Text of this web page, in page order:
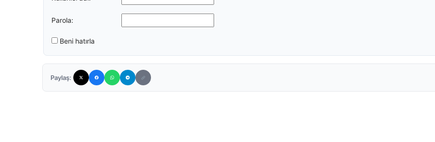
Parola:
Beni hatırla
Paylaş: